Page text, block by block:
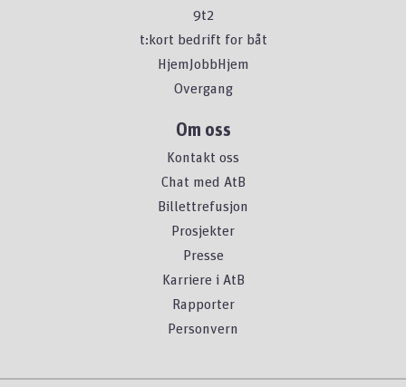
9t2
t:kort bedrift for båt
HjemJobbHjem
Overgang
Om oss
Kontakt oss
Chat med AtB
Billettrefusjon
Prosjekter
Presse
Karriere i AtB
Rapporter
Personvern